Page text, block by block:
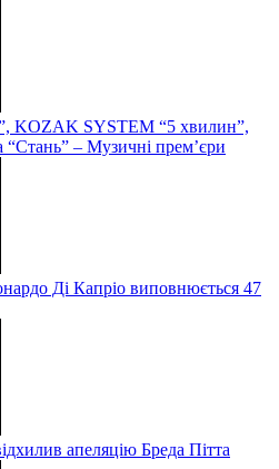
KOZAK SYSTEM “5 хвилин”,
– Музичні прем’єри
Ді Капріо виповнюється 47
апеляцію Бреда Пітта